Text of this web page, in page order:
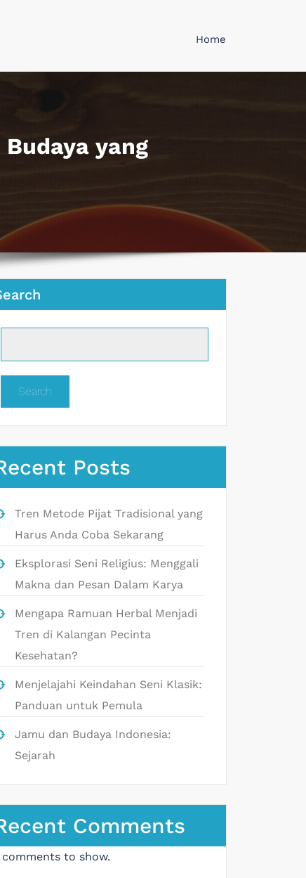
Home
yang
Search
Posts
Tren Metode Pijat Tradisional yang
Harus Anda Coba Sekarang
Eksplorasi Seni Religius: Menggali
Makna dan Pesan Dalam Karya
Mengapa Ramuan Herbal Menjadi
Tren di Kalangan Pecinta
Kesehatan?
Menjelajahi Keindahan Seni Klasik:
Panduan untuk Pemula
Jamu dan Budaya Indonesia:
Sejarah
Comments
comments to show.